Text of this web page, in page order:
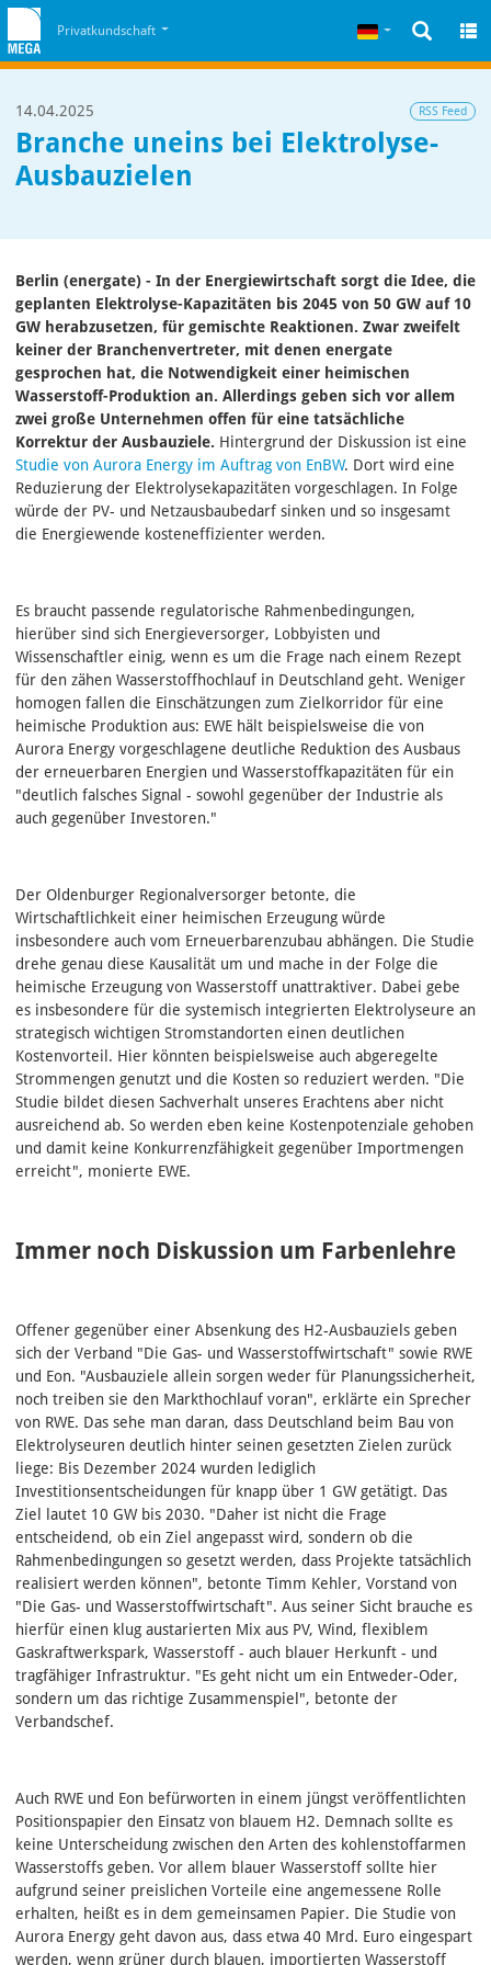
Zum Cookiehinweis
Privatkundschaft Deutsch
14.04.2025 RSS Feed
Branche uneins bei Elektrolyse-
Ausbauzielen
Berlin (energate) - In der Energiewirtschaft sorgt die Idee, die
geplanten Elektrolyse-Kapazitäten bis 2045 von 50 GW auf 10
GW herabzusetzen, für gemischte Reaktionen. Zwar zweifelt
keiner der Branchenvertreter, mit denen energate
gesprochen hat, die Notwendigkeit einer heimischen
Wasserstoff-Produktion an. Allerdings geben sich vor allem
zwei große Unternehmen offen für eine tatsächliche
Korrektur der Ausbauziele. Hintergrund der Diskussion ist eine
Studie von Aurora Energy im Auftrag von EnBW. Dort wird eine
Reduzierung der Elektrolysekapazitäten vorgeschlagen. In Folge
würde der PV- und Netzausbaubedarf sinken und so insgesamt
die Energiewende kosteneffizienter werden.
Es braucht passende regulatorische Rahmenbedingungen,
hierüber sind sich Energieversorger, Lobbyisten und
Wissenschaftler einig, wenn es um die Frage nach einem Rezept
für den zähen Wasserstoffhochlauf in Deutschland geht. Weniger
homogen fallen die Einschätzungen zum Zielkorridor für eine
heimische Produktion aus: EWE hält beispielsweise die von
Aurora Energy vorgeschlagene deutliche Reduktion des Ausbaus
der erneuerbaren Energien und Wasserstoffkapazitäten für ein
"deutlich falsches Signal - sowohl gegenüber der Industrie als
auch gegenüber Investoren."
Der Oldenburger Regionalversorger betonte, die
Wirtschaftlichkeit einer heimischen Erzeugung würde
insbesondere auch vom Erneuerbarenzubau abhängen. Die Studie
drehe genau diese Kausalität um und mache in der Folge die
heimische Erzeugung von Wasserstoff unattraktiver. Dabei gebe
es insbesondere für die systemisch integrierten Elektrolyseure an
strategisch wichtigen Stromstandorten einen deutlichen
Kostenvorteil. Hier könnten beispielsweise auch abgeregelte
Strommengen genutzt und die Kosten so reduziert werden. "Die
Studie bildet diesen Sachverhalt unseres Erachtens aber nicht
ausreichend ab. So werden eben keine Kostenpotenziale gehoben
und damit keine Konkurrenzfähigkeit gegenüber Importmengen
erreicht", monierte EWE.
Immer noch Diskussion um Farbenlehre
Offener gegenüber einer Absenkung des H2-Ausbauziels geben
sich der Verband "Die Gas- und Wasserstoffwirtschaft" sowie RWE
und Eon. "Ausbauziele allein sorgen weder für Planungssicherheit,
noch treiben sie den Markthochlauf voran", erklärte ein Sprecher
von RWE. Das sehe man daran, dass Deutschland beim Bau von
Elektrolyseuren deutlich hinter seinen gesetzten Zielen zurück
liege: Bis Dezember 2024 wurden lediglich
Investitionsentscheidungen für knapp über 1 GW getätigt. Das
Ziel lautet 10 GW bis 2030. "Daher ist nicht die Frage
entscheidend, ob ein Ziel angepasst wird, sondern ob die
Rahmenbedingungen so gesetzt werden, dass Projekte tatsächlich
realisiert werden können", betonte Timm Kehler, Vorstand von
"Die Gas- und Wasserstoffwirtschaft". Aus seiner Sicht brauche es
hierfür einen klug austarierten Mix aus PV, Wind, flexiblem
Gaskraftwerkspark, Wasserstoff - auch blauer Herkunft - und
tragfähiger Infrastruktur. "Es geht nicht um ein Entweder-Oder,
sondern um das richtige Zusammenspiel", betonte der
Verbandschef.
Auch RWE und Eon befürworten in einem jüngst veröffentlichten
Positionspapier den Einsatz von blauem H2. Demnach sollte es
keine Unterscheidung zwischen den Arten des kohlenstoffarmen
Wasserstoffs geben. Vor allem blauer Wasserstoff sollte hier
aufgrund seiner preislichen Vorteile eine angemessene Rolle
erhalten, heißt es in dem gemeinsamen Papier. Die Studie von
Aurora Energy geht davon aus, dass etwa 40 Mrd. Euro eingespart
werden, wenn grüner durch blauen, importierten Wasserstoff